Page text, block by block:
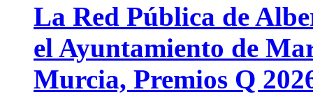
La Red Pública de
el Ayuntamiento de
Murcia, Premios Q